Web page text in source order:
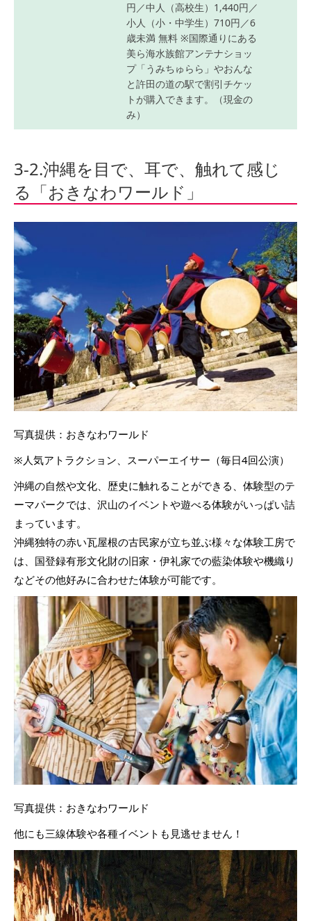
円／中人（高校生）1,440円／
小人（小・中学生）710円／6
歳未満 無料 ※国際通りにある
美ら海水族館アンテナショッ
プ「うみちゅらら」やおんな
と許田の道の駅で割引チケッ
トが購入できます。（現金の
み）
3-2.沖縄を目で、耳で、触れて感じ
る「おきなわワールド」
写真提供：おきなわワールド
※人気アトラクション、スーパーエイサー（毎日4回公演）
沖縄の自然や文化、歴史に触れることができる、体験型のテ
ーマパークでは、沢山のイベントや遊べる体験がいっぱい詰
まっています。
沖縄独特の赤い瓦屋根の古民家が立ち並ぶ様々な体験工房で
は、国登録有形文化財の旧家・伊礼家での藍染体験や機織り
などその他好みに合わせた体験が可能です。
写真提供：おきなわワールド
他にも三線体験や各種イベントも見逃せません！